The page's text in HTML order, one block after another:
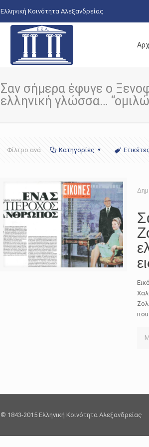
Ελληνική Κοινότητα Αλεξανδρείας
Σαν σήμερα έφυγε ο
ελληνική γλώσσα…
Φίλτρο ανά Κατηγορίες
© 1843-2015 Ελληνική Κοινότητα Αλεξανδρείας